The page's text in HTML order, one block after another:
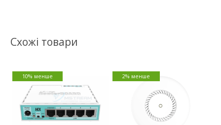
Схожі товари
10% менше 2% менше